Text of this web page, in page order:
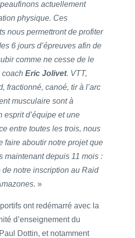
actuellement
physique. Ces
nous permettront de profiter
6 jours d’épreuves afin de
comme ne cesse de le
coach Eric Jolivet. VTT,
fractionné, canoé, tir à l’arc
musculaire sont à
esprit d’équipe et une
entre toutes les trois, nous
faire aboutir notre projet que
maintenant depuis 11 mois :
notre inscription au Raid
. »
ont redémarré avec la
d’enseignement du
Dottin, et notamment